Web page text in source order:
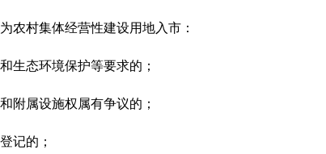
村集体经营性建设用地入市：
态环境保护等要求的；
属设施权属有争议的；
记的；